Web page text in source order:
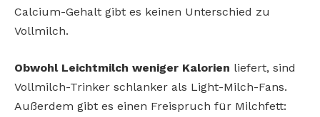
Calcium-Gehalt gibt es keinen Unterschied zu
Vollmilch.
Obwohl Leichtmilch weniger Kalorien liefert, sind
Vollmilch-Trinker schlanker als Light-Milch-Fans.
Außerdem gibt es einen Freispruch für Milchfett: